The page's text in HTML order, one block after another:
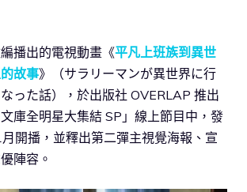
播出的電視動畫《平凡上班族到異世
故事》（サラリーマンが異世界に行
った話），於出版社 OVERLAP 推出
庫全明星大集結 SP」線上節目中，發
開播，並釋出第二彈主視覺海報、宣
陣容。